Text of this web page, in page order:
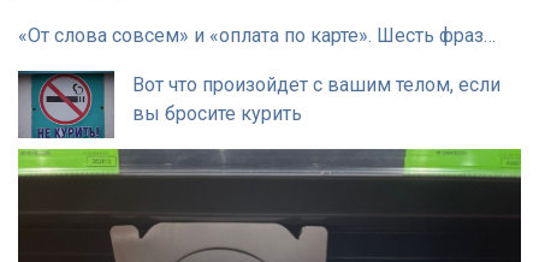
«От слова совсем» и «оплата по карте». Шесть фраз…
Вот что произойдет с вашим телом, если
вы бросите курить